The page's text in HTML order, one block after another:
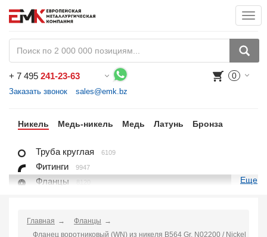
+ 7 495 241-23-63
Заказать звонок sales@emk.bz
0
Никель Медь-никель Медь Латунь Бронза
Труба круглая 6109
Фитинги 9947
Фланцы 8120
Круг 1404
Еще
Главная
Фланцы
Фланец воротниковый (WN) из никеля B564 Gr. N02200 / Nickel